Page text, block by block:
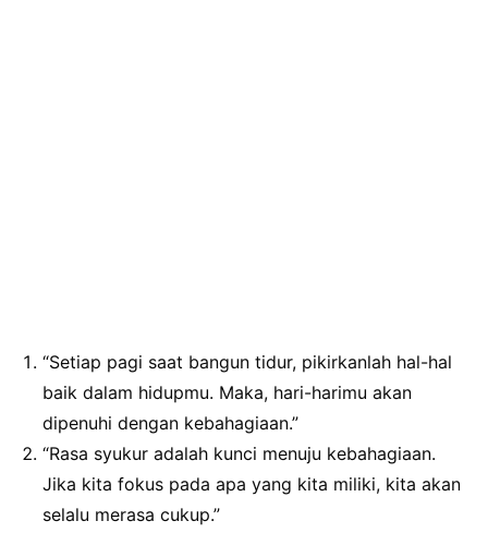
“Setiap pagi saat bangun tidur, pikirkanlah hal-hal
baik dalam hidupmu. Maka, hari-harimu akan
dipenuhi dengan kebahagiaan.”
“Rasa syukur adalah kunci menuju kebahagiaan.
Jika kita fokus pada apa yang kita miliki, kita akan
selalu merasa cukup.”